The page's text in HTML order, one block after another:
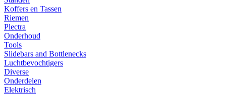
Koffers en Tassen
Riemen
Plectra
Onderhoud
Tools
Slidebars and Bottlenecks
Luchtbevochtigers
Diverse
Onderdelen
Elektrisch